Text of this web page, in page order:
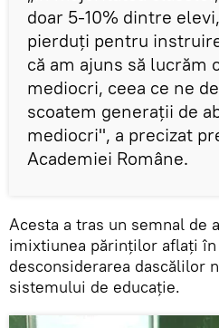
doar 5-10% dintre
pierduţi pentru
că am ajuns să lucrăm
mediocri, ceea ce ne
scoatem generaţii de
mediocri", a precizat
Academiei Române.
Acesta a tras un semnal de
imixtiunea părinţilor aflaţi
desconsiderarea dascălilor
sistemului de educaţie.